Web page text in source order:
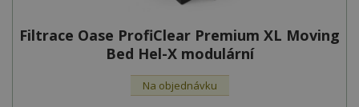
Filtrace Oase ProfiClear Premium XL Moving
Bed Hel-X modulární
Na objednávku